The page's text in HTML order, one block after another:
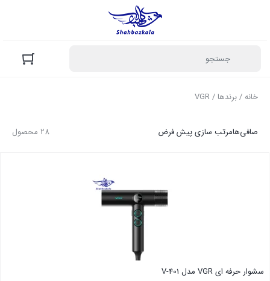
خانه/ برندها / VGR
28 محصول صافی‌هامرتب سازی پیش فرض
سشوار حرفه ای VGR مدل V-401